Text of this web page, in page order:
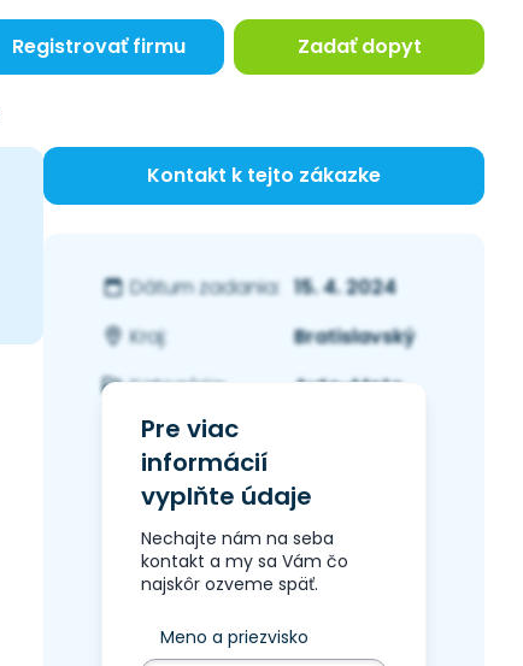
Registrovať firmu Zadať dopyt
Kontakt k tejto zákazke
Dátum zadania: 15. 4. 2024
Kraj:
Bratislavský
Kategória:
Auto-Moto
Pre viac
informácií
vyplňte údaje
Nechajte nám na seba
kontakt a my sa Vám čo
najskôr ozveme späť.
Meno a priezvisko